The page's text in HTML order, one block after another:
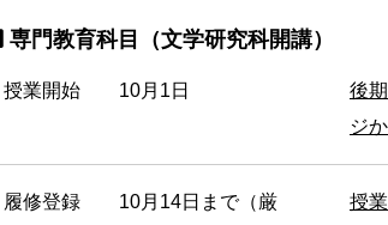
専門教育科目（文学研究科開講）
授業開始 10月1日
後
ジ
履修登録
10月14日まで（厳
授